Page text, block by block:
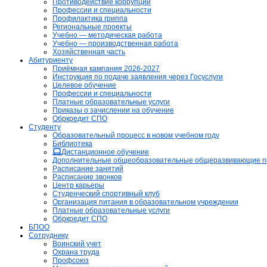
Противодействие коррупции
Профессии и специальности
Профилактика гриппа
Региональные проекты
Учебно — методическая работа
Учебно — производственная работа
Хозяйственная часть
Абитуриенту
Приёмная кампания 2026-2027
Инструкция по подаче заявления через Госуслуги
Целевое обучение
Профессии и специальности
Платные образовательные услуги
Приказы о зачислении на обучение
Обркредит СПО
Студенту
Образовательный процесс в новом учебном году
Библиотека
Дистанционное обучение
Дополнительные общеобразовательные общеразвивающие
Расписание занятий
Расписание звонков
Центр карьеры
Студенческий спортивный клуб
Организация питания в образовательном учреждении
Платные образовательные услуги
Обркредит СПО
БПОО
Сотруднику
Воинский учет
Охрана труда
Профсоюз